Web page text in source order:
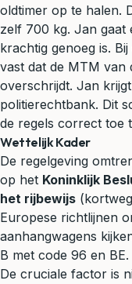
oldtimer op te halen.
zelf 700 kg. Jan gaat
krachtig genoeg is.
vast dat de MTM van
overschrijdt. Jan
politierechtbank. Dit
de regels correct toe
Wettelijk Kader
De regelgeving
op het Koninklijk
het rijbewijs
Europese richtlijnen
aanhangwagens
B met code 96 en BE.
De cruciale factor is